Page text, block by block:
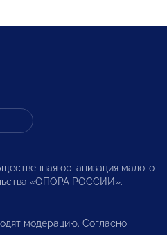
организация малого
«ОПОРА РОССИИ».
модерацию. Согласно